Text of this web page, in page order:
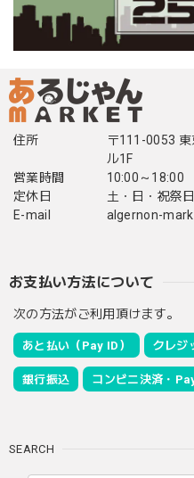
住所
〒111-0053
ル1F
営業時間
10:00～18:00
定休日
土・日・祝祭
E-mail
algernon-
お支払い方法について
次の方法がご利用頂けます。
あと払い（Pay ID） クレジ
銀行振込 コンビニ決済・
SEARCH